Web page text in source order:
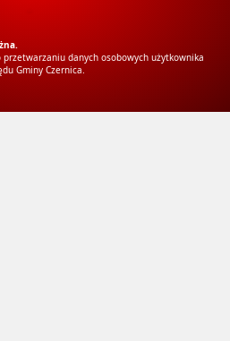
przetwarzaniu danych osobowych użytkownika
Gminy Czernica.